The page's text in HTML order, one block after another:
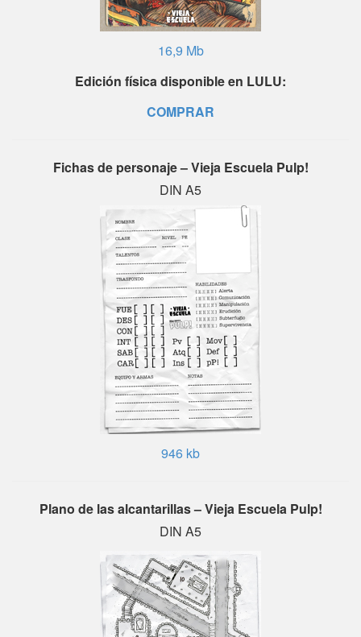
16,9 Mb
Edición física disponible en LULU:
COMPRAR
Fichas de personaje – Vieja Escuela Pulp!
DIN A5
946 kb
Plano de las alcantarillas – Vieja Escuela Pulp!
DIN A5